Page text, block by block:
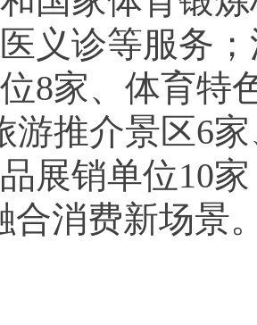
义诊等服务
8家、体育特
游推介景区6
展销单位10
合消费新场景